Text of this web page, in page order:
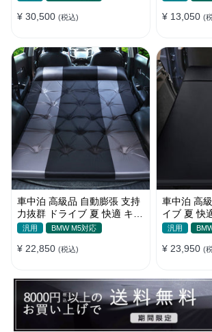
¥ 30,500 (税込) ¥ 13,050 (
車中泊 高級品 自動膨張 支持
力抜群 ドライブ 夏 快適 キャ
ンプ 旅行 省スペース エアー
汎用 BMW M5対応
¥ 22,850 (税込)
車中泊 高
イブ 夏 快
多用 取付
汎用
¥ 23,950 (